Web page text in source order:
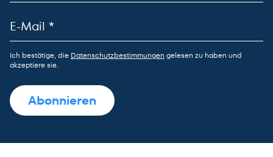
Ich bestätige, die Datenschutzbestimmungen gelesen zu haben und
akzeptiere sie.